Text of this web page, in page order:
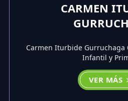
CARMEN
Carmen Iturbide Gurruchaga
Infantil y
VER MÁS